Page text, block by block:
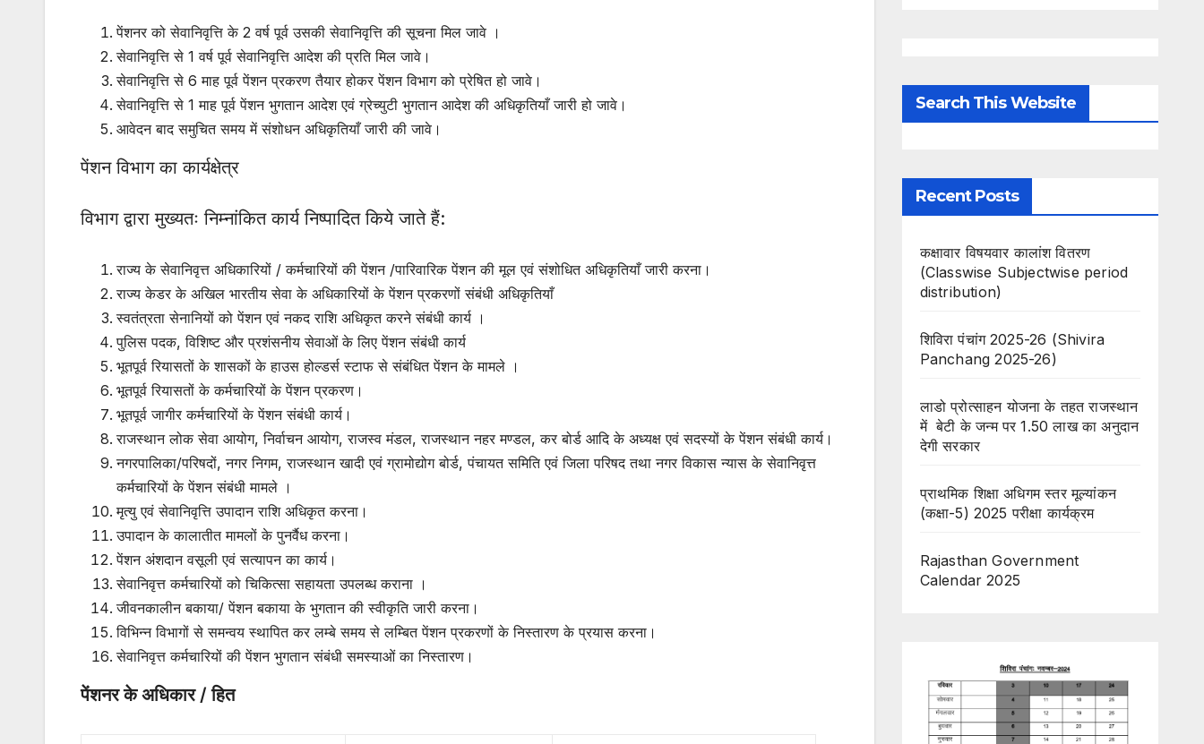
पेंशनर को सेवानिवृत्ति के 2 वर्ष पूर्व उसकी सेवानिवृत्ति की सूचना मिल जावे ।
सेवानिवृत्ति से 1 वर्ष पूर्व सेवानिवृत्ति आदेश की प्रति मिल जावे।
सेवानिवृत्ति से 6 माह पूर्व पेंशन प्रकरण तैयार होकर पेंशन विभाग को प्रेषित हो जावे।
सेवानिवृत्ति से 1 माह पूर्व पेंशन भुगतान आदेश एवं ग्रेच्युटी भुगतान आदेश की अधिकृतियाँ जारी हो जावे।
आवेदन बाद समुचित समय में संशोधन अधिकृतियाँ जारी की जावे।
पेंशन विभाग का कार्यक्षेत्र
विभाग द्वारा मुख्यतः निम्नांकित कार्य निष्पादित किये जाते हैं:
राज्य के सेवानिवृत्त अधिकारियों / कर्मचारियों की पेंशन /पारिवारिक पेंशन की मूल एवं संशोधित अधिकृतियाँ जारी करना।
राज्य केडर के अखिल भारतीय सेवा के अधिकारियों के पेंशन प्रकरणों संबंधी अधिकृतियाँ
स्वतंत्रता सेनानियों को पेंशन एवं नकद राशि अधिकृत करने संबंधी कार्य ।
पुलिस पदक, विशिष्ट और प्रशंसनीय सेवाओं के लिए पेंशन संबंधी कार्य
भूतपूर्व रियासतों के शासकों के हाउस होल्डर्स स्टाफ से संबंधित पेंशन के मामले ।
भूतपूर्व रियासतों के कर्मचारियों के पेंशन प्रकरण।
भूतपूर्व जागीर कर्मचारियों के पेंशन संबंधी कार्य।
राजस्थान लोक सेवा आयोग, निर्वाचन आयोग, राजस्व मंडल, राजस्थान नहर मण्डल, कर बोर्ड आदि के अध्यक्ष एवं सदस्यों के पेंशन संबंधी कार्य।
नगरपालिका/परिषदों, नगर निगम, राजस्थान खादी एवं ग्रामोद्योग बोर्ड, पंचायत समिति एवं जिला परिषद तथा नगर विकास न्यास के सेवानिवृत्त
कर्मचारियों के पेंशन संबंधी मामले ।
मृत्यु एवं सेवानिवृत्ति उपादान राशि अधिकृत करना।
उपादान के कालातीत मामलों के पुनर्वैध करना।
पेंशन अंशदान वसूली एवं सत्यापन का कार्य।
सेवानिवृत्त कर्मचारियों को चिकित्सा सहायता उपलब्ध कराना ।
जीवनकालीन बकाया/ पेंशन बकाया के भुगतान की स्वीकृति जारी करना।
विभिन्न विभागों से समन्वय स्थापित कर लम्बे समय से लम्बित पेंशन प्रकरणों के निस्तारण के प्रयास करना।
सेवानिवृत्त कर्मचारियों की पेंशन भुगतान संबंधी समस्याओं का निस्तारण।
पेंशनर के अधिकार / हित
Search This Website
Recent Posts
कक्षावार विषयवार कालांश वितरण
(Classwise Subjectwise period
distribution)
शिविरा पंचांग 2025-26 (Shivira
Panchang 2025-26)
लाडो प्रोत्साहन योजना के तहत राजस्थान
में बेटी के जन्म पर 1.50 लाख का अनुदान
देगी सरकार
प्राथमिक शिक्षा अधिगम स्तर मूल्यांकन
(कक्षा-5) 2025 परीक्षा कार्यक्रम
Rajasthan Government
Calendar 2025